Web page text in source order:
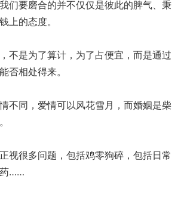
们要磨合的并不仅仅是彼此的脾气、秉
上的态度。
不是为了算计，为了占便宜，而是通过
否相处得来。
不同，爱情可以风花雪月，而婚姻是柴
视很多问题，包括鸡零狗碎，包括日常
药……